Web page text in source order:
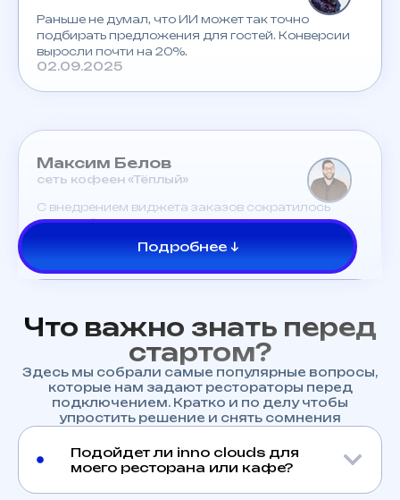
Раньше не думал, что ИИ может так точно
подбирать предложения для гостей. Конверсии
выросли почти на 20%.
02.09.2025
Максим Белов
сеть кофеен «Тёплый»
С внедрением виджета заказов сократилось
время обслуживания, а средний чек вырос.
Ребята понимают, что нужно бизнесу.
Подробнее ↓
Что важно знать перед
стартом?
Здесь мы собрали самые популярные вопросы,
которые нам задают рестораторы перед
подключением. Кратко и по делу чтобы
упростить решение и снять сомнения
Подойдет ли inno clouds для
моего ресторана или кафе?